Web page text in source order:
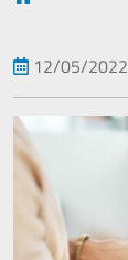
12/05/2022